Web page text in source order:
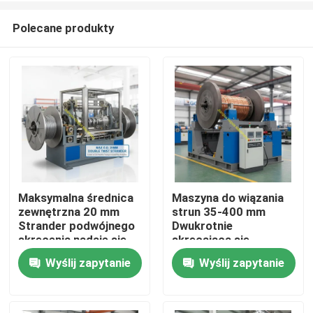
Do domu
Produkty
Filmy
Polecane produkty
Maksymalna średnica
zewnętrzna 20 mm
Strander podwójnego
skręcenia nadaje się
do skręcania drutu
1250 rolki i produkcji
liny przemysłowej
Wyślij zapytanie
Maszyna do wiązania
strun 35-400 mm
Dwukrotnie
skręcająca się
maszyna do wiązania
strun, wspierająca
1250 rol i codzienną
kW, przeznaczona do
Wyślij zapytanie